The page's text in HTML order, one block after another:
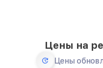
Цены на
Цены